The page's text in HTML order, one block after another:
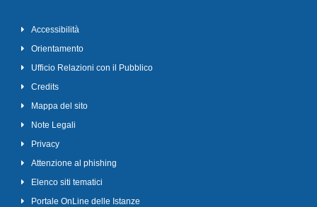
Accessibilità
Orientamento
Ufficio Relazioni con il Pubblico
Credits
Mappa del sito
Note Legali
Privacy
Attenzione al phishing
Elenco siti tematici
Portale OnLine delle Istanze